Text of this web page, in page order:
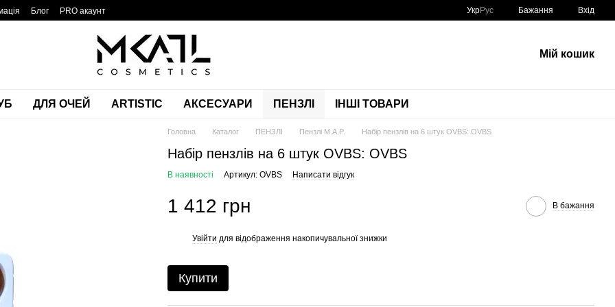
Блог PRO акаунт УкрРус Бажання Вхід
Мій кошик
ДЛЯ ОЧЕЙ ARTISTIC АКСЕСУАРИ ПЕНЗЛІ ІНШІ ТОВАРИ
Головна Каталог ПЕНЗЛІ Пензлі M.A.P. Набір пензлів на 6 штук OVBS: OVBS
Набір пензлів на 6 штук OVBS: OVBS
В наявності Артикул: OVBS Написати відгук
1 412 грн В бажання
Увійти для відображення накопичувальної знижки
Купити